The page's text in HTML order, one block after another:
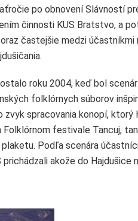
po obnovení Slávností
činnosti KUS Bratstvo, a
častejšie medzi účastníkmi
roku 2004, keď bol scenár
folklórnych súborov
zvyk spracovania konopí, ktorý
festivale Tancuj,
Podľa scenára
akože do Hajdušice